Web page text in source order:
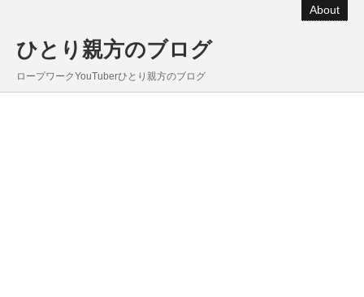
About
ひとり親方のブログ
ロープワークYouTuberひとり親方のブログ